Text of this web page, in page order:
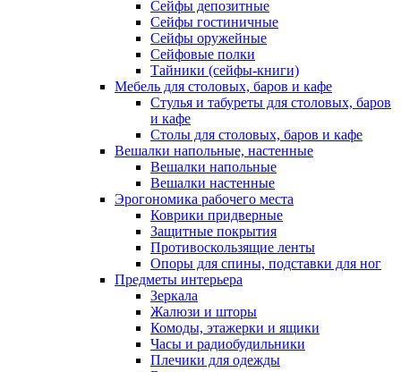
Сейфы депозитные
Сейфы гостиничные
Сейфы оружейные
Сейфовые полки
Тайники (сейфы-книги)
Мебель для столовых, баров и кафе
Стулья и табуреты для столовых, баров
и кафе
Столы для столовых, баров и кафе
Вешалки напольные, настенные
Вешалки напольные
Вешалки настенные
Эрогономика рабочего места
Коврики придверные
Защитные покрытия
Противоскользящие ленты
Опоры для спины, подставки для ног
Предметы интерьера
Зеркала
Жалюзи и шторы
Комоды, этажерки и ящики
Часы и радиобудильники
Плечики для одежды